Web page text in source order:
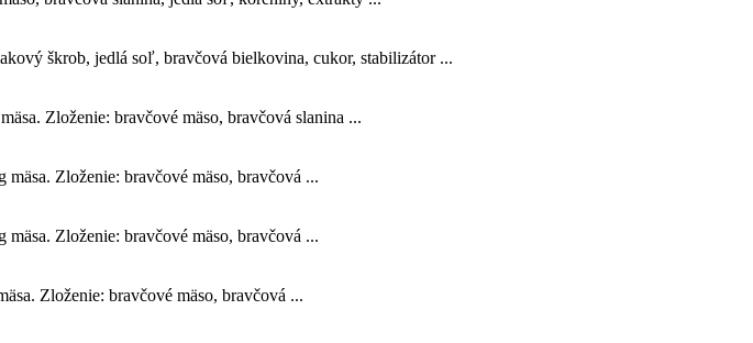
škrob, jedlá soľ, bravčová bielkovina, cukor, stabilizátor ...
Zloženie: bravčové mäso, bravčová slanina ...
Zloženie: bravčové mäso, bravčová ...
Zloženie: bravčové mäso, bravčová ...
Zloženie: bravčové mäso, bravčová ...